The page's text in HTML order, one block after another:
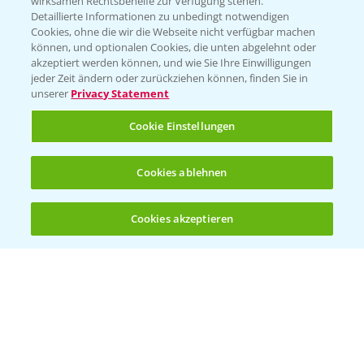
(noch 4)
Beratung auf WhatsApp
T.+49 (0)174 346 564 1
KONTAKT
Hilfe in Notfällen
+49 (0)214/30-20220
Detaillierte Informationen zu unbedingt notwendigen
Cookies, ohne die wir die Webseite nicht verfügbar machen
können, und optionalen Cookies, die unten abgelehnt oder
akzeptiert werden können, und wie Sie Ihre Einwilligungen
jeder Zeit ändern oder zurückziehen können, finden Sie in
unserer Privacy Statement
Cookie Einstellungen
Cookies ablehnen
Cookies akzeptieren